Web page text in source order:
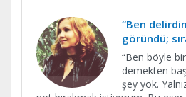
“Ben
göründü;
“Ben böyle
demekten
şey yok.